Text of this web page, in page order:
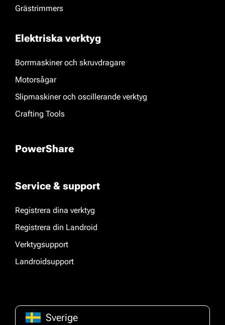
Grästrimmers
Elektriska verktyg
Borrmaskiner och skruvdragare
Motorsågar
Slipmaskiner och oscillerande verktyg
Crafting Tools
PowerShare
Service & support
Registrera dina verktyg
Registrera din Landroid
Verktygsupport
Landroidsupport
Sverige